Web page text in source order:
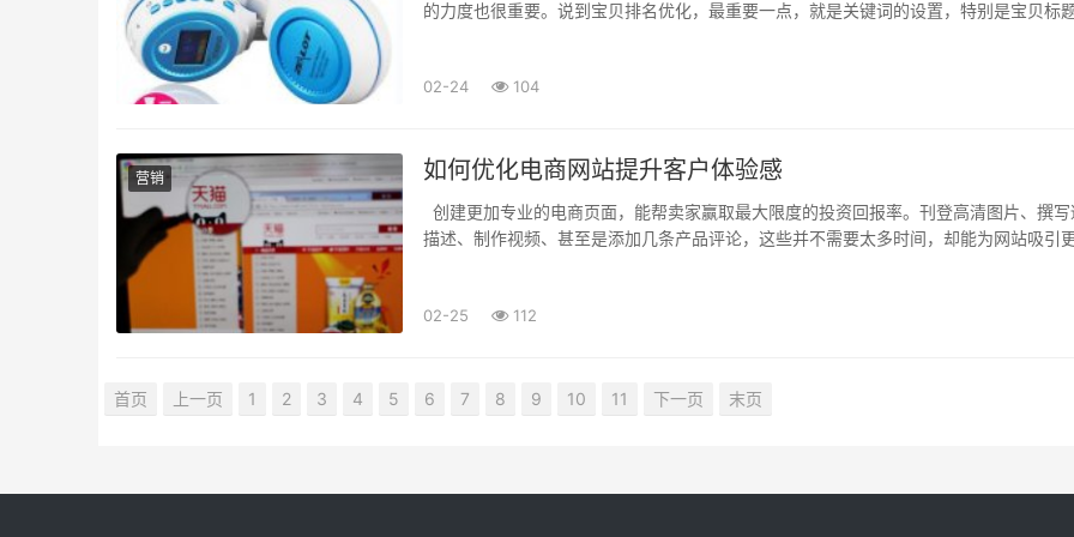
的力度也很重要。说到宝贝排名优化，最重要一点，就是关键词的设置，特别是宝贝标
02-24 104
营销 如何优化电商网站提升客户体验感
创建更加专业的电商页面，能帮卖家赢取最大限度的投资回报率。刊登高清图片、撰写
描述、制作视频、甚至是添加几条产品评论，这些并不需要太多时间，却能为网站吸引
02-25 112
首页 上一页 1 2 3 4 5 6 7 8 9 10 11 下一页 末页